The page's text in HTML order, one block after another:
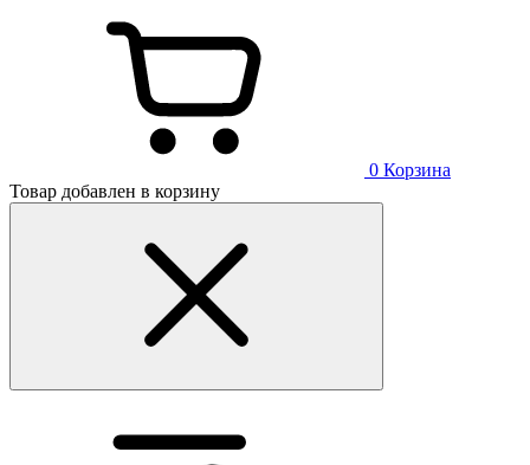
0 Корзина
Товар добавлен в корзину